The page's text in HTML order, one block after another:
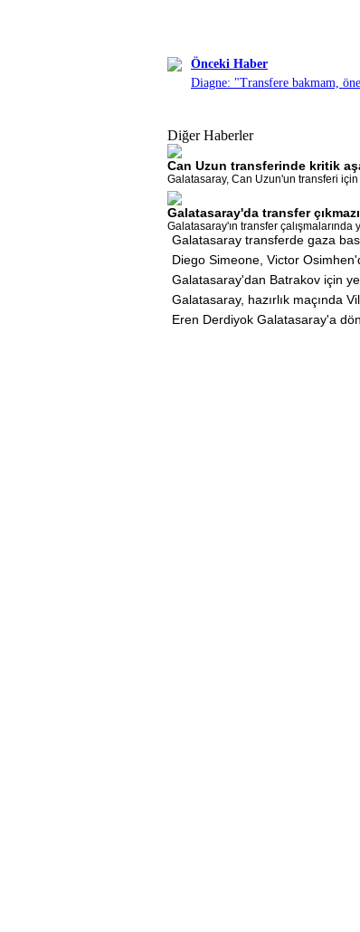
Önceki Haber
Diagne: "Transfere bakmam,
Diğer Haberler
Can Uzun transferinde kritik
Galatasaray, Can Uzun'un transferi
Galatasaray'da transfer
Galatasaray'ın transfer
Galatasaray transferde gaza
Diego Simeone, Victor
Galatasaray'dan Batrakov için
Galatasaray, hazırlık maçında
Eren Derdiyok Galatasaray'a